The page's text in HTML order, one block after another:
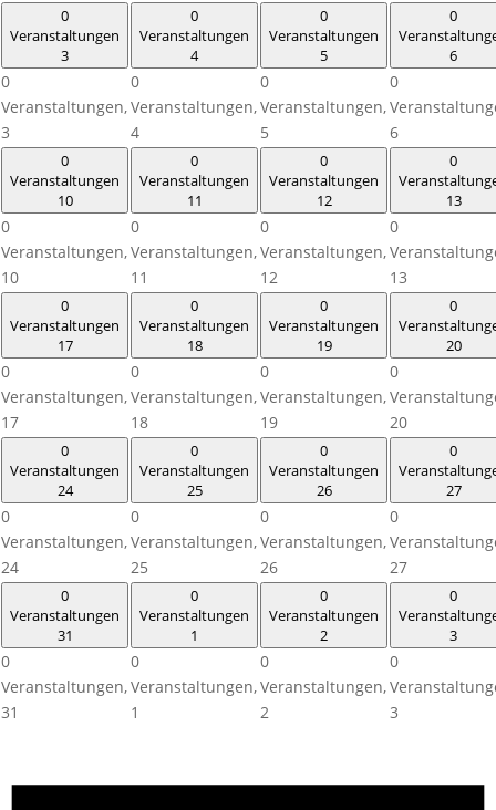
0
Veranstaltungen
3
0
Veranstaltungen,
3
0
Veranstaltungen
4
0
Veranstaltungen,
4
0
Veranstaltungen
5
0
Veranstaltungen,
5
0
6
0
6
0
Veranstaltungen
10
0
Veranstaltungen,
10
0
Veranstaltungen
11
0
Veranstaltungen,
11
0
Veranstaltungen
12
0
Veranstaltungen,
12
0
13
0
13
0
Veranstaltungen
17
0
Veranstaltungen,
17
0
Veranstaltungen
18
0
Veranstaltungen,
18
0
Veranstaltungen
19
0
Veranstaltungen,
19
0
20
0
20
0
Veranstaltungen
24
0
Veranstaltungen,
24
0
Veranstaltungen
25
0
Veranstaltungen,
25
0
Veranstaltungen
26
0
Veranstaltungen,
26
0
27
0
27
0
Veranstaltungen
31
0
Veranstaltungen,
31
0
Veranstaltungen
1
0
Veranstaltungen,
1
0
Veranstaltungen
2
0
Veranstaltungen,
2
0
3
0
3